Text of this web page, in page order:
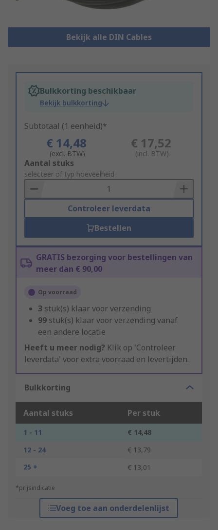
Bekijk alle DIN Cables
Bulkkorting beschikbaar
Bekijk bulkkorting
Subtotaal (1 eenheid)*
€ 14,48
(excl. BTW)
€ 17,52
(incl. BTW)
Add
to
Basket
Aantal stuks
selecteer of typ hoeveelheid
Controleer leverdata
Bestellen
GRATIS bezorging voor bestellingen van
meer dan € 90,00
Op voorraad
3 stuk(s) klaar voor verzending
99 stuk(s) klaar voor verzending vanaf
een andere locatie
Heeft u meer nodig? Klik op 'Controleer
leverdata' voor extra voorraad en levertijden.
Bulkkorting
Aantal stuks Per stuk
1 - 11
€ 14,48
12 - 24
€ 13,79
25 +
€ 13,01
*prijsindicatie
Voeg toe aan onderdelenlijst